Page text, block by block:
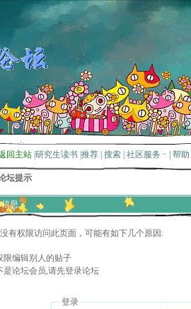
回主站 研究生读书 推荐 搜索 社区服务 帮助
坛提示
息
有权限访问此页面，可能有如下几个原因:
限编辑别人的贴子
是论坛会员,请先登录论坛
登录